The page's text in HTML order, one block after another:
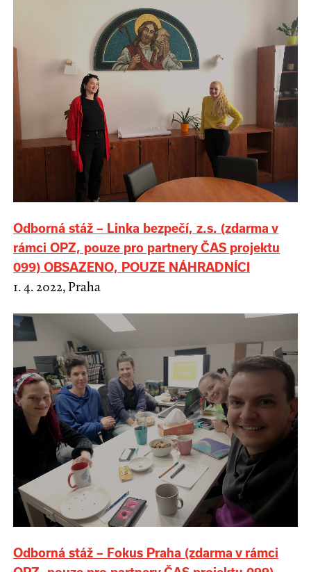
Odborná stáž – Linka bezpečí, z.s. (zdarma v
rámci OPZ, pouze pro partnery ČAS projektu
099) OBSAZENO, POUZE NÁHRADNÍCI
1. 4. 2022, Praha
Odborná stáž – Fokus Praha (zdarma v rámci